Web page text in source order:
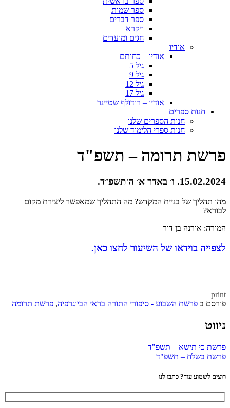
ספר שמות
ספר דברים
ויקרא
חגים ומועדים
אודיו
אודיו – כחותם
גיל 5
גיל 9
גיל 12
גיל 17
אודיו – רודולף שטיינר
חנות ספרים
חנות הספרים שלנו
חנות ספרי הלימוד שלנו
פרשת תרומה – תשפ"ד
15.02.2024. ו׳ באדר א׳ ה׳תשפ״ד.
מהו תהליך של בניית המקדש? מה התהליך שמאפשר ליצירת מקום
לבורא?
המורה: אורנה בן דור
לצפייה בוידאו של השיעור לחצו כאן.
print
פורסם ב פרשת השבוע - סיפורי התורה בראי הביוגרפיה, פרשת תרומה
ניווט
פרשת כי תישא – תשפ"ד
פרשת בשלח – תשפ"ד
רוצים לשמוע עוד? כתבו לנו